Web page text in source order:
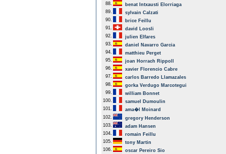
88.
benat Intxausti Elorriaga
89.
sylvain Calzati
90.
brice Feillu
91.
david Loosli
92.
julien Elfares
93.
daniel Navarro Garcia
94.
matthieu Perget
95.
joan Horrach Rippoll
96.
xavier Florencio Cabre
97.
carlos Barredo Llamazales
98.
gorka Verdugo Marcotegui
99.
william Bonnet
100.
samuel Dumoulin
101.
ama�l Moinard
102.
gregory Henderson
103.
adam Hansen
104.
romain Feillu
105.
tony Martin
106.
oscar Pereiro Sio